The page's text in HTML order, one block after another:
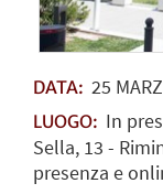
DATA: 25
LUOGO: In
Sella, 13 -
presenza e